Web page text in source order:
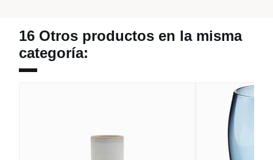
16 Otros productos en la misma
categoría: